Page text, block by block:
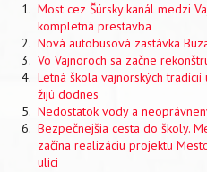
Most cez Šúrsky kanál medzi
kompletná prestavba
Nová autobusová zastávka
Vo Vajnoroch sa začne
Letná škola vajnorských
žijú dodnes
Nedostatok vody a
Bezpečnejšia cesta do školy.
začína realizáciu projektu
ulici